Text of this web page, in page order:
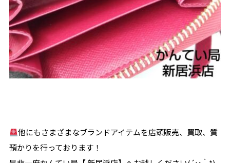
他にもさまざまなブランドアイテムを店頭販売、買取、質
預かりを行っております！